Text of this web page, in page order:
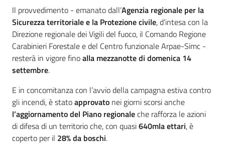
Il provvedimento - emanato dall’Agenzia regionale per la
Sicurezza territoriale e la Protezione civile, d’intesa con la
Direzione regionale dei Vigili del fuoco, il Comando Regione
Carabinieri Forestale e del Centro funzionale Arpae-Simc -
resterà in vigore finoalla mezzanotte di domenica 14
settembre.
E in concomitanza con l’avvio della campagna estiva contro
gli incendi, è statoapprovato nei giorni scorsi anche
l’aggiornamento del Piano regionaleche rafforza le azioni
di difesa di un territorio che, con quasi640mla ettari, è
coperto per il 28% da boschi.